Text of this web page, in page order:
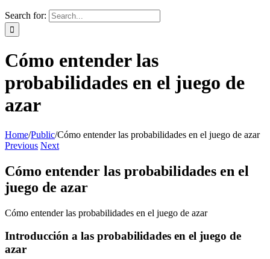
Search for:
Cómo entender las
probabilidades en el juego de
azar
Home/Public/Cómo entender las probabilidades en el juego de azar
Previous Next
Cómo entender las probabilidades en el
juego de azar
Cómo entender las probabilidades en el juego de azar
Introducción a las probabilidades en el juego de
azar